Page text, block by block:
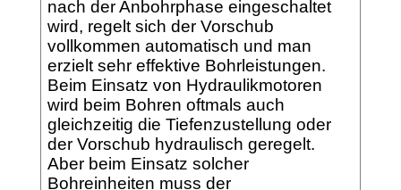
nach der Anbohrphase eingeschaltet
wird, regelt sich der Vorschub
vollkommen automatisch und man
erzielt sehr effektive Bohrleistungen.
Beim Einsatz von Hydraulikmotoren
wird beim Bohren oftmals auch
gleichzeitig die Tiefenzustellung oder
der Vorschub hydraulisch geregelt.
Aber beim Einsatz solcher
Bohreinheiten muss der